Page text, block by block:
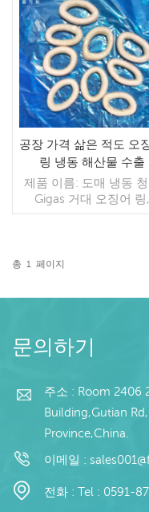
(맞춤형)
더 읽기
공장 가격 삶은 적도 오
링 냉동 해산물 수출
제품 이름: 도매 냉동
Gigas 거대 오징어 링,
10kg/ctns 주요 시장:
Todarodes
squid, Black squid,
하십시오 회사 유형: 제조
체 및 무역 회사
총 1 페이지
문의하기
주소 : Room 2406
Building,Gutian
Province,China.
이메일 :
전화 : Tel : 0591-